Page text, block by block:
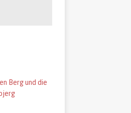
Berg und die